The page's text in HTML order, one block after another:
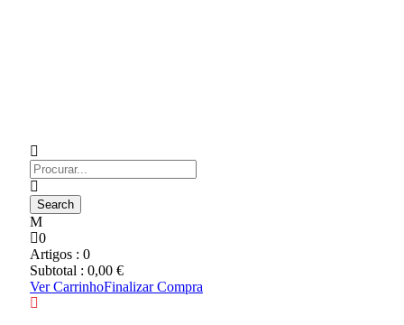
0
Artigos : 0
Subtotal : 0,00 €
Ver CarrinhoFinalizar Compra